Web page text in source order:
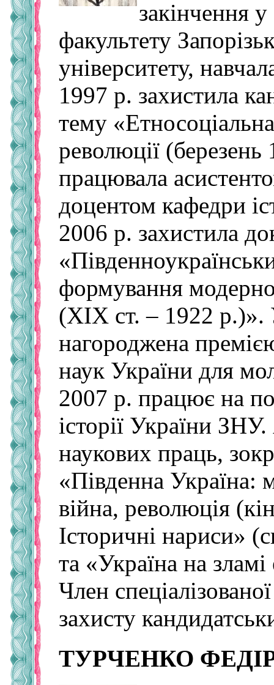
закінчення
факультету
університету,
1997 р. захистила
тему
революції
працювала
доцентом кафедри
2006 р. захистила
формування
(ХІХ ст. – 1922
нагороджена
наук України для
2007 р. працює на
історії України
наукових праць,
«Південна Україна:
війна, революція
Історичні нариси»
та «Україна на
Член
захисту
ТУРЧЕНКО